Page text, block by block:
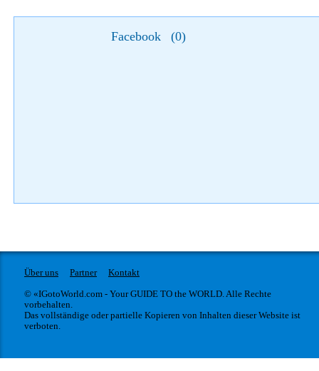
Facebook (0)
Über uns Partner
Kontakt
© «IGotoWorld.com - Your GUIDE TO the WORLD. Alle Rechte
vorbehalten.
Das vollständige oder partielle Kopieren von Inhalten dieser Website ist
verboten.